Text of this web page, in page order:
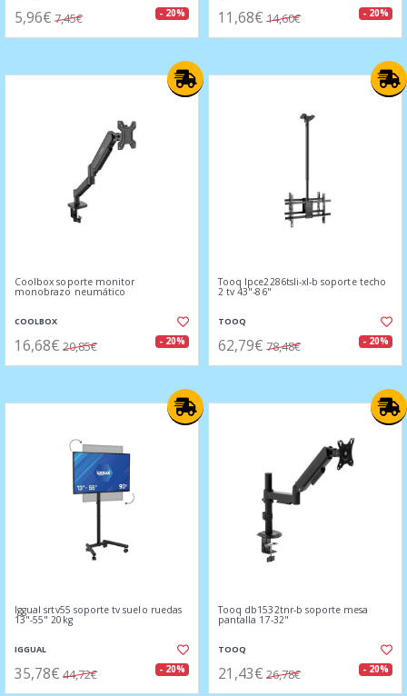
5,96€ 7,45€ - 20% 11,68€ 14,60€ - 20%
Coolbox soporte monitor
monobrazo neumático
COOLBOX
16,68€ 20,85€ - 20%
Tooq lpce2286tsli-xl-b soporte techo
2 tv 43"-86"
TOOQ
62,79€ 78,48€ - 20%
Iggual srtv55 soporte tv suelo ruedas
13"-55" 20kg
IGGUAL
35,78€ 44,72€ - 20%
Tooq db1532tnr-b soporte mesa
pantalla 17-32"
TOOQ
21,43€ 26,78€ - 20%